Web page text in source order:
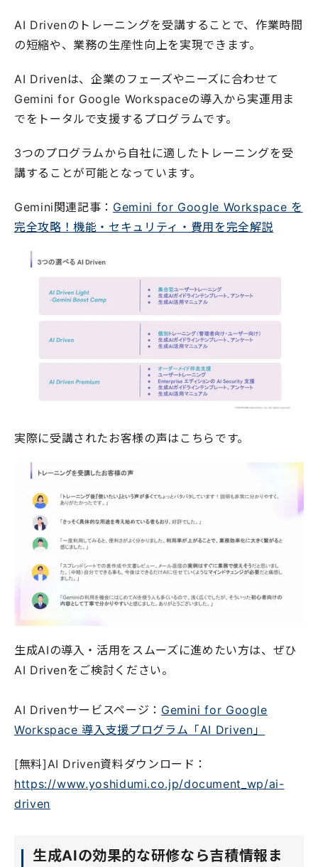
AI Drivenのトレーニングを受講することで、作業時間
の短縮や、業務の生産性向上を実現できます。
AI Drivenは、企業のフェーズやニーズに合わせて
Gemini for Google Workspaceの導入から実運用ま
でをトータルで支援するプログラムです。
3つのプログラムから自社に適したトレーニングを受
講することが可能となっています。
Gemini関連記事： Gemini for Google Workspace を
完全攻略！機能・セキュリティ・費用を完全解説
実際に受講されたお客様の声はこちらです。
生成AIの導入・活用をスムーズに進めたい方は、ぜひ
AI Drivenをご検討ください。
AI Drivenサービスページ： Gemini for Google
Workspace 導入支援プログラム「AI Driven」
[無料]AI Driven資料ダウンロード：
https://www.yoshidumi.co.jp/document_wp/ai-
driven
生成AIの効果的な研修なら吉積情報ま